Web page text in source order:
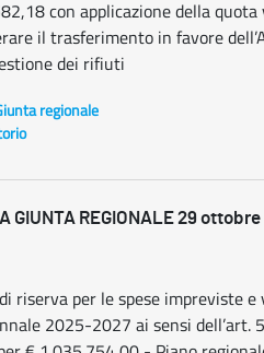
con applicazione della
il trasferimento in favore
dei rifiuti
regionale
GIUNTA REGIONALE 29 ottobre
riserva per le spese impreviste
2025-2027 ai sensi dell’art.